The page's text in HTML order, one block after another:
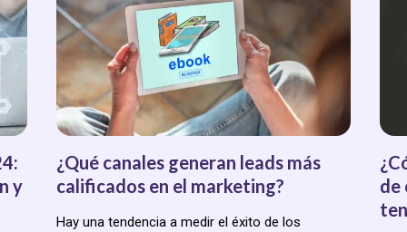
y
¿Qué canales generan leads más
calificados en el marketing?
Hay una tendencia a medir el éxito de los
de